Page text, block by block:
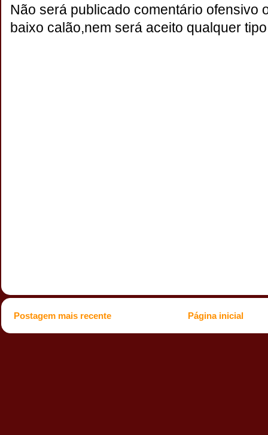
Não será publicado comentário ofensivo
baixo calão,nem será aceito qualquer
Postagem mais recente Página inicial